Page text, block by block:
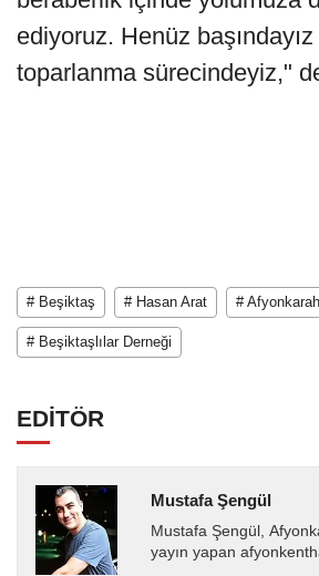
ediyoruz. Henüz
toparlanma sürecindeyiz,"
# Beşiktaş # Hasan Arat #
# Beşiktaşlılar Derneği
EDİTÖR
Mustafa Şengül
Mustafa Şengül,
yayın yapan